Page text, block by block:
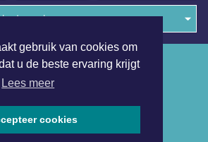
gebruik van cookies om
u de beste ervaring krijgt
Lees meer
cookies
de regio